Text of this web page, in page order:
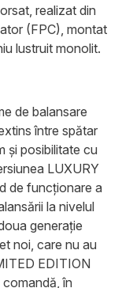
realizat din
(FPC), montat
lustruit monolit.
de balansare
între spătar
și posibilitate cu
LUXURY
de funcționare a
la nivelul
generație
noi, care nu au
EDITION
în